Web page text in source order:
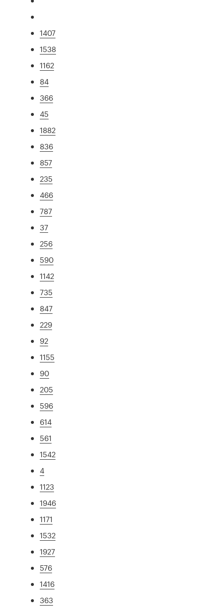
1407
1538
1162
84
366
45
1882
836
857
235
466
787
37
256
590
1142
735
847
229
92
1155
90
205
596
614
561
1542
4
1123
1946
1171
1532
1927
576
1416
363